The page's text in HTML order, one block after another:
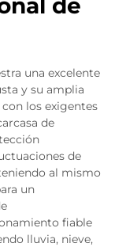
una excelente
y su amplia
los exigentes
de
de
al mismo
un
fiable
lluvia, nieve,